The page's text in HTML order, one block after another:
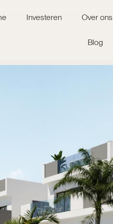
Investeren Over ons
Blog